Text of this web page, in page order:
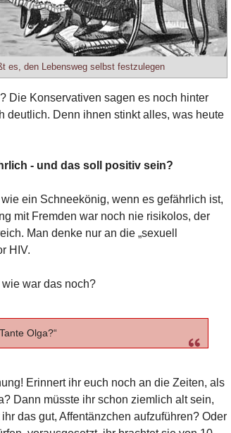
es, den Lebensweg selbst festzulegen
Die Konservativen sagen es noch hinter
deutlich. Denn ihnen stinkt alles, was heute
- und das soll positiv sein?
ein Schneekönig, wenn es gefährlich ist,
mit Fremden war noch nie risikolos, der
Man denke nur an die „sexuell
HIV.
war das noch?
Olga?“
Erinnert ihr euch noch an die Zeiten, als
Dann müsste ihr schon ziemlich alt sein,
das gut, Affentänzchen aufzuführen? Oder